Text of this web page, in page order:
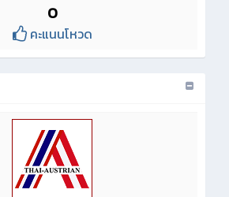
0
คะแนนโหวด